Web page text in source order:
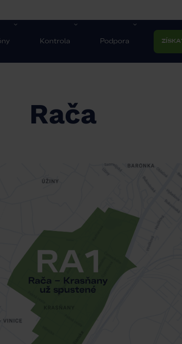
Kontrola Podpora
Rača